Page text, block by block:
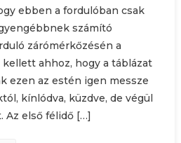
ebben a fordulóban csak
számító
zárómérkőzésén a
ahhoz, hogy a táblázat
ezen az estén igen messze
kínlódva, küzdve, de végül
Az első félidő […]